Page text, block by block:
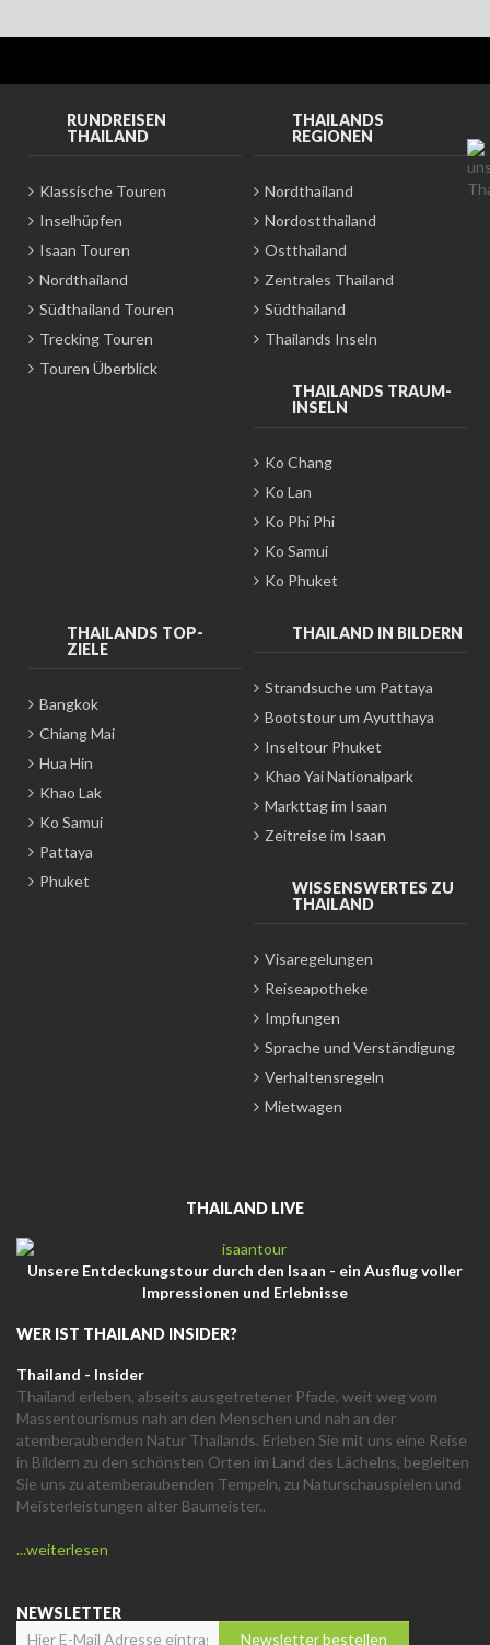
RUNDREISEN
THAILAND
Klassische Touren
Inselhüpfen
Isaan Touren
Nordthailand
Südthailand Touren
Trecking Touren
Touren Überblick
THAILANDS
REGIONEN
Nordthailand
Nordostthailand
Ostthailand
Zentrales Thailand
Südthailand
Thailands Inseln
THAILANDS TRAUM-
INSELN
Ko Chang
Ko Lan
Ko Phi Phi
Ko Samui
Ko Phuket
THAILANDS TOP-
ZIELE
Bangkok
Chiang Mai
Hua Hin
Khao Lak
Ko Samui
Pattaya
Phuket
THAILAND IN BILDERN
Strandsuche um Pattaya
Bootstour um Ayutthaya
Inseltour Phuket
Khao Yai Nationalpark
Markttag im Isaan
Zeitreise im Isaan
WISSENSWERTES ZU
THAILAND
Visaregelungen
Reiseapotheke
Impfungen
Sprache und Verständigung
Verhaltensregeln
Mietwagen
THAILAND LIVE
Unsere Entdeckungstour durch den Isaan - ein Ausflug voller
Impressionen und Erlebnisse
WER IST THAILAND INSIDER?
Thailand - Insider
Thailand erleben, abseits ausgetretener Pfade, weit weg vom
Massentourismus nah an den Menschen und nah an der
atemberaubenden Natur Thailands. Erleben Sie mit uns eine Reise
in Bildern zu den schönsten Orten im Land des Lächelns, begleiten
Sie uns zu atemberaubenden Tempeln, zu Naturschauspielen und
Meisterleistungen alter Baumeister..
...weiterlesen
NEWSLETTER